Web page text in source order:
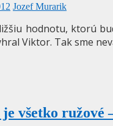
Jozef Murarik
hodnotu, ktorú
Viktor. Tak sme
všetko ružové